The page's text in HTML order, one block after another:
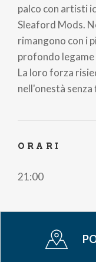
palco con artisti
Sleaford Mods.
rimangono con i
profondo
La loro forza
nell'onestà
ORARI
21:00